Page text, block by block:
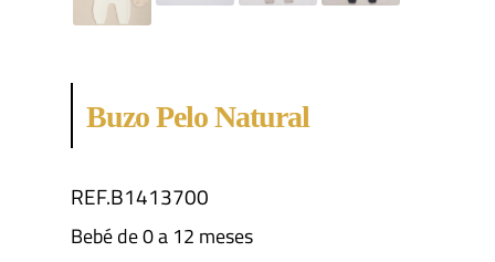
Buzo Pelo Natural
REF.B1413700
Bebé de 0 a 12 meses